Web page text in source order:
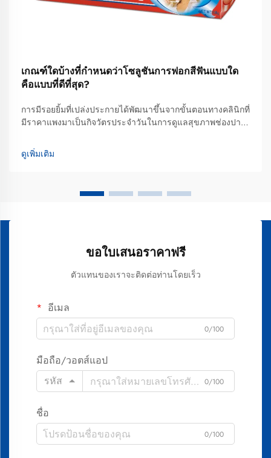
เกณฑ์ใดบ้างที่กำหนดว่าโซลูชันการฟอกสีฟันแบบใด
คือแบบที่ดีที่สุด?
การมีรอยยิ้มที่เปล่งประกายได้พัฒนาขึ้นจากขั้นตอนทางคลินิกที่
มีราคาแพงมาเป็นกิจวัตรประจำวันในการดูแลสุขภาพช่องปาก
สามารถปรับเข้ากับไลฟ์สไตล์ที่เร่งรีบได้ ปัจจุบันพวกเขาส่วน
ใหญ่หันไปใช้ผลิตภัณฑ์ฟอกสีฟันขั้นสูงที่ใช้งานได้สะดวก...
ดูเพิ่มเติม
ขอใบเสนอราคาฟรี
ตัวแทนของเราจะติดต่อท่านโดยเร็ว
อีเมล
0/100
มือถือ/วอตส์แอป
รหัส
0/100
ชื่อ
0/100